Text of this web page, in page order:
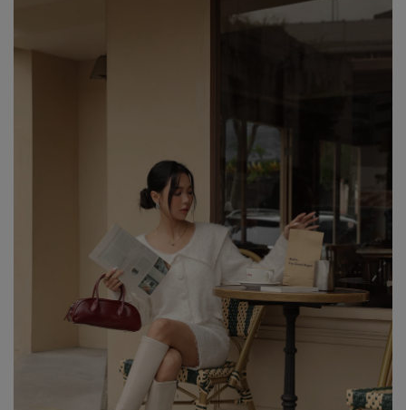
※ 顏色請參考單品圖片較為接近，但因圖檔顏色會因個人電腦螢幕
設定差異略有不同，請以實際商品顏色為準。